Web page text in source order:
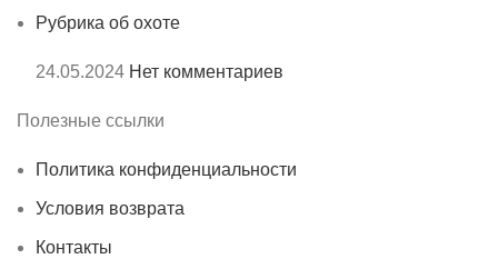
Рубрика об охоте
24.05.2024 Нет комментариев
Полезные ссылки
Политика конфиденциальности
Условия возврата
Контакты